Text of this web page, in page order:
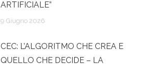
ARTIFICIALE”
9 Giugno 2026
CEC: L’ALGORITMO CHE CREA E
QUELLO CHE DECIDE – LA